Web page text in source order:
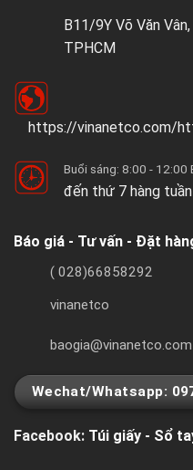
B11/9Y Võ Văn
TPHCM
https://vinanetco.com/
Buổi sáng: 8:00 -
đến thứ 7 hàng
Báo giá - Tư vấn - Đặt
( 028)66858292
vinanetco
baogia@vinanetco.com
Wechat/Whatsapp:
Facebook: Túi giấy - Sổ